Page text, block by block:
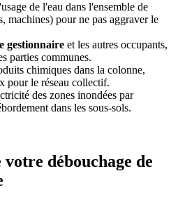
de l'eau dans l'ensemble de
machines) pour ne pas aggraver le
gestionnaire et les autres occupants,
parties communes.
chimiques dans la colonne,
pour le réseau collectif.
des zones inondées par
dans les sous-sols.
votre débouchage de